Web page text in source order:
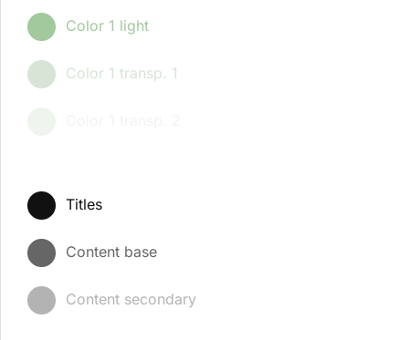
Color 1 light
Color 1 transp. 1
Titles
Content base
Content secondary